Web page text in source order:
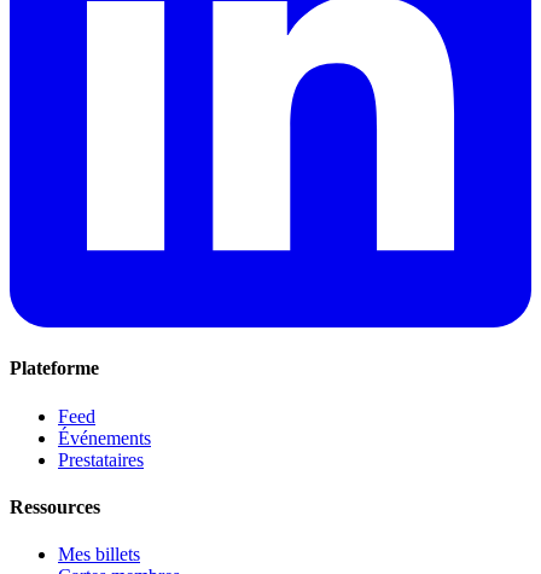
Plateforme
Feed
Événements
Prestataires
Ressources
Mes billets